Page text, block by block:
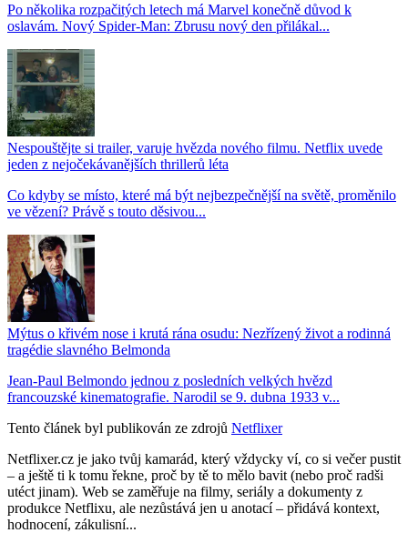
Po několika rozpačitých letech má Marvel konečně důvod k
oslavám. Nový Spider-Man: Zbrusu nový den přilákal...
Nespouštějte si trailer, varuje hvězda nového filmu. Netflix uvede
jeden z nejočekávanějších thrillerů léta
Co kdyby se místo, které má být nejbezpečnější na světě, proměnilo
ve vězení? Právě s touto děsivou...
Mýtus o křivém nose i krutá rána osudu: Nezřízený život a rodinná
tragédie slavného Belmonda
Jean-Paul Belmondo jednou z posledních velkých hvězd
francouzské kinematografie. Narodil se 9. dubna 1933 v...
Tento článek byl publikován ze zdrojů Netflixer
Netflixer.cz je jako tvůj kamarád, který vždycky ví, co si večer pustit
– a ještě ti k tomu řekne, proč by tě to mělo bavit (nebo proč radši
utéct jinam). Web se zaměřuje na filmy, seriály a dokumenty z
produkce Netflixu, ale nezůstává jen u anotací – přidává kontext,
hodnocení, zákulisní...